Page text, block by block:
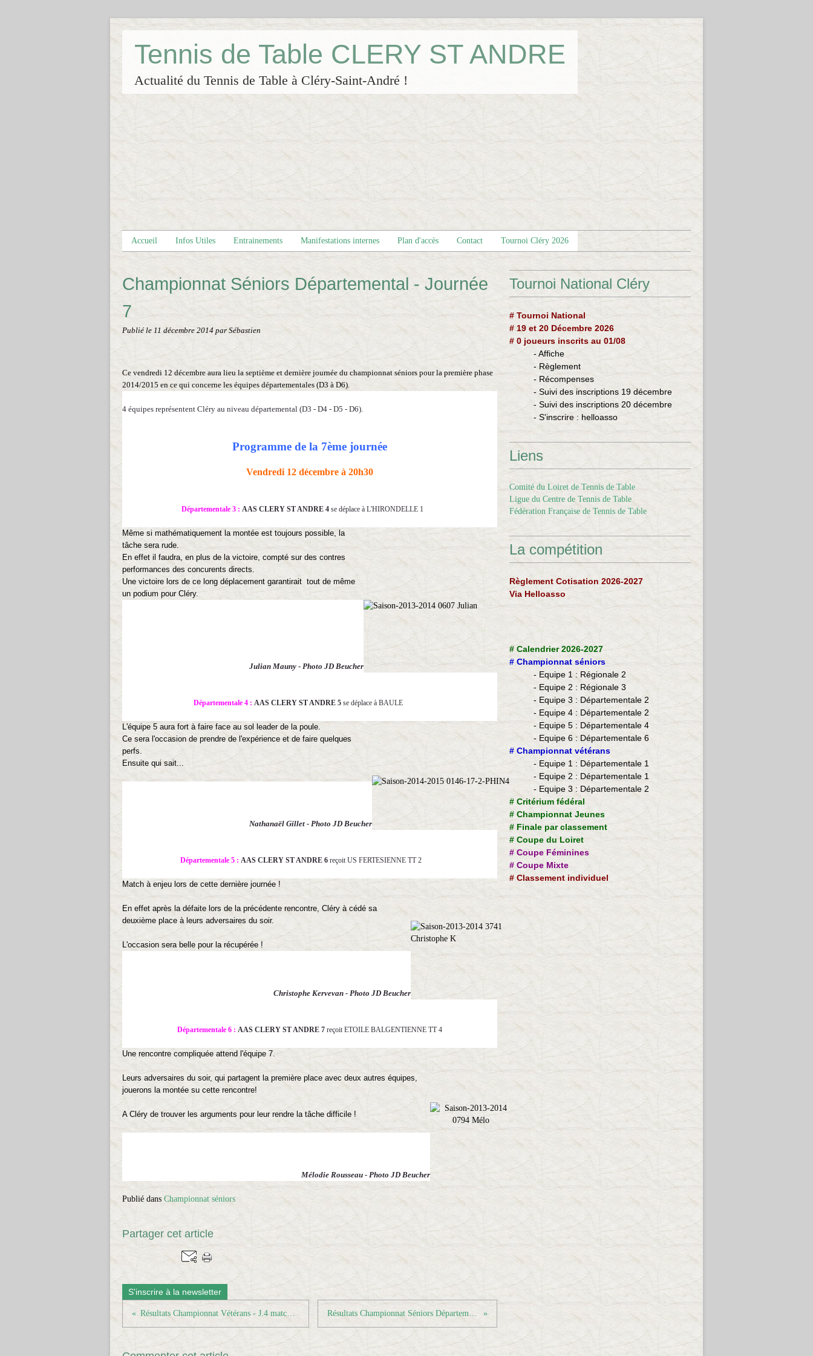
Tennis de Table CLERY ST ANDRE
Actualité du Tennis de Table à Cléry-Saint-André !
Accueil Infos Utiles Entrainements Manifestations internes Plan d'accès Contact Tournoi Cléry 2026
Championnat Séniors Départemental - Journée
7
Publié le 11 décembre 2014 par Sébastien
Ce vendredi 12 décembre aura lieu la septième et dernière journée du championnat séniors pour la première phase
2014/2015 en ce qui concerne les équipes départementales (D3 à D6).
4 équipes représentent Cléry au niveau départemental (D3 - D4 - D5 - D6).
Programme de la 7ème journée
Vendredi 12 décembre à 20h30
Départementale 3 : AAS CLERY ST ANDRE 4 se déplace à L'HIRONDELLE 1
Même si mathématiquement la montée est toujours possible, la
tâche sera rude.
En effet il faudra, en plus de la victoire, compté sur des contres
performances des concurents directs.
Une victoire lors de ce long déplacement garantirait tout de même
un podium pour Cléry.
Julian Mauny - Photo JD Beucher
Départementale 4 : AAS CLERY ST ANDRE 5se déplace à BAULE
L'équipe 5 aura fort à faire face au sol leader de la poule.
Ce sera l'occasion de prendre de l'expérience et de faire quelques
perfs.
Ensuite qui sait...
Nathanaël Gillet - Photo JD Beucher
Départementale 5 : AAS CLERY ST ANDRE 6reçoit US FERTESIENNE TT 2
Match à enjeu lors de cette dernière journée !
En effet après la défaite lors de la précédente rencontre, Cléry à cédé sa
deuxième place à leurs adversaires du soir.
L'occasion sera belle pour la récupérée !
Christophe Kervevan - Photo JD Beucher
Départementale 6 : AAS CLERY ST ANDRE 7 reçoit ETOILE BALGENTIENNE TT 4
Une rencontre compliquée attend l'équipe 7.
Leurs adversaires du soir, qui partagent la première place avec deux autres équipes,
jouerons la montée su cette rencontre!
A Cléry de trouver les arguments pour leur rendre la tâche difficile !
Mélodie Rousseau - Photo JD Beucher
Publié dans Championnat séniors
Partager cet article
S'inscrire à la newsletter
Résultats Championnat Vétérans - J.4 match en retard Résultats Championnat Séniors Départemental - J.7
Tournoi National Cléry
# Tournoi National
# 19 et 20 Décembre 2026
# 0 joueurs inscrits au 01/08
- Affiche
- Règlement
- Récompenses
- Suivi des inscriptions 19 décembre
- Suivi des inscriptions 20 décembre
- S'inscrire : helloasso
Liens
Comité du Loiret de Tennis de Table
Ligue du Centre de Tennis de Table
Fédération Française de Tennis de Table
La compétition
Règlement Cotisation 2026-2027
Via Helloasso
# Calendrier 2026-2027
# Championnat séniors
- Equipe 1 : Régionale 2
- Equipe 2 : Régionale 3
- Equipe 3 : Départementale 2
- Equipe 4 : Départementale 2
- Equipe 5 : Départementale 4
- Equipe 6 : Départementale 6
​# Championnat vétérans
- ​Equipe 1 : Départementale 1
- Equipe 2 : Départementale 1
- Equipe 3 : Départementale 2
# Critérium fédéral
# Championnat Jeunes
# Finale par classement
# Coupe du Loiret
# Coupe Féminines
# Coupe Mixte
#Classement individuel